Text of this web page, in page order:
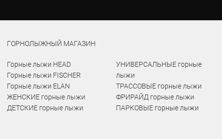
ГОРНОЛЫЖНЫЙ МАГАЗИН
Горные лыжи HEAD
Горные лыжи FISCHER
Горные лыжи ELAN
ЖЕНСКИЕ горные лыжи
ДЕТСКИЕ горные лыжи
УНИВЕРСАЛЬНЫЕ горные
лыжи
ТРАССОВЫЕ горные лыжи
ФРИРАЙД горные лыжи
ПАРКОВЫЕ горные лыжи